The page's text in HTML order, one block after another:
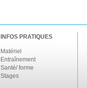
INFOS PRATIQUES
Matériel
Entraînement
Santé/ forme
Stages